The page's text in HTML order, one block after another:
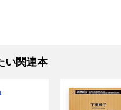
い関連本